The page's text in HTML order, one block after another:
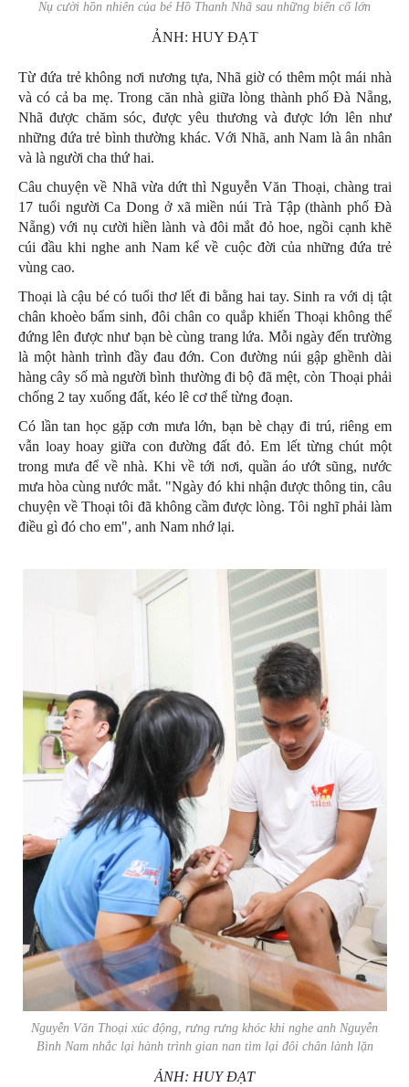
Nụ cười hồn nhiên của bé Hồ Thanh Nhã sau những biến cố lớn
ẢNH: HUY ĐẠT
Từ đứa trẻ không nơi nương tựa, Nhã giờ có thêm một mái nhà
và có cả ba mẹ. Trong căn nhà giữa lòng thành phố Đà Nẵng,
Nhã được chăm sóc, được yêu thương và được lớn lên như
những đứa trẻ bình thường khác. Với Nhã, anh Nam là ân nhân
và là người cha thứ hai.
Câu chuyện về Nhã vừa dứt thì Nguyễn Văn Thoại, chàng trai
17 tuổi người Ca Dong ở xã miền núi Trà Tập (thành phố Đà
Nẵng) với nụ cười hiền lành và đôi mắt đỏ hoe, ngồi cạnh khẽ
cúi đầu khi nghe anh Nam kể về cuộc đời của những đứa trẻ
vùng cao.
Thoại là cậu bé có tuổi thơ lết đi bằng hai tay. Sinh ra với dị tật
chân khoèo bẩm sinh, đôi chân co quắp khiến Thoại không thể
đứng lên được như bạn bè cùng trang lứa. Mỗi ngày đến trường
là một hành trình đầy đau đớn. Con đường núi gập ghềnh dài
hàng cây số mà người bình thường đi bộ đã mệt, còn Thoại phải
chống 2 tay xuống đất, kéo lê cơ thể từng đoạn.
Có lần tan học gặp cơn mưa lớn, bạn bè chạy đi trú, riêng em
vẫn loay hoay giữa con đường đất đỏ. Em lết từng chút một
trong mưa để về nhà. Khi về tới nơi, quần áo ướt sũng, nước
mưa hòa cùng nước mắt. "Ngày đó khi nhận được thông tin, câu
chuyện về Thoại tôi đã không cầm được lòng. Tôi nghĩ phải làm
điều gì đó cho em", anh Nam nhớ lại.
Nguyễn Văn Thoại xúc động, rưng rưng khóc khi nghe anh Nguyễn
Bình Nam nhắc lại hành trình gian nan tìm lại đôi chân lành lặn
ẢNH: HUY ĐẠT